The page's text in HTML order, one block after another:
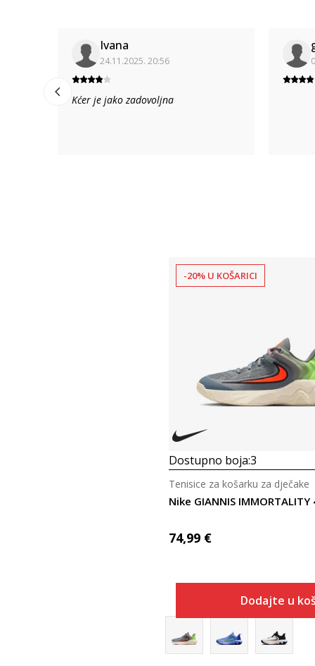
Ivana
24.11.2025. 20:56
Kćer je jako zadovoljna
-20% U KOŠARICI
Dostupno boja:3
Nike GIANNIS IMMORTALITY
Tenisice za košarku za dječake
74,99 €
Dodajte u